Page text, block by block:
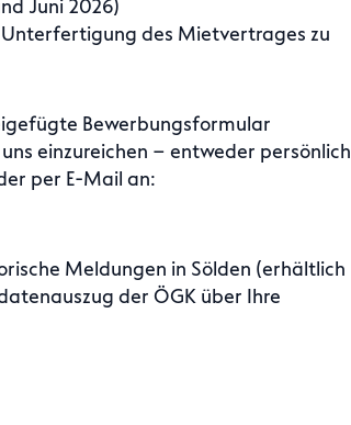
Juni 2026)
Unterfertigung des Mietvertrages zu
Bewerbungsformular
einzureichen – entweder persönlich
per E-Mail an:
Meldungen in Sölden (erhältlich
der ÖGK über Ihre